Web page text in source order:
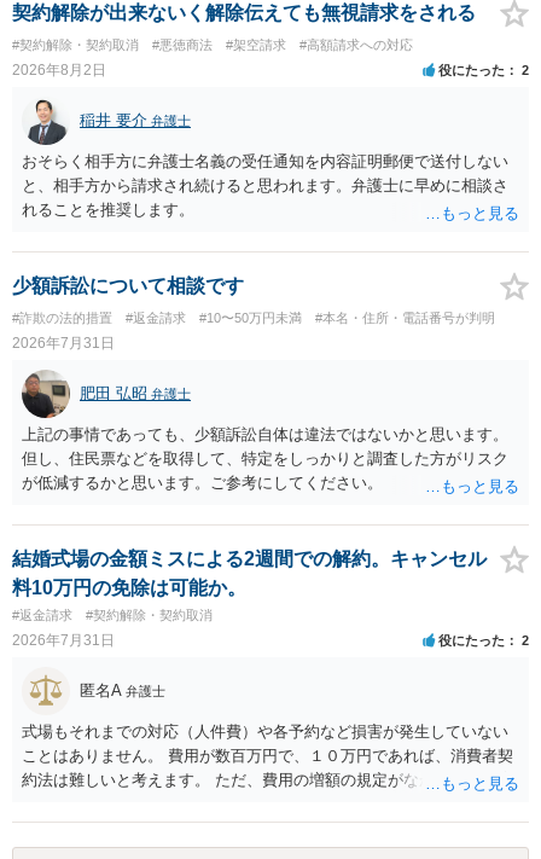
契約解除が出来ないく解除伝えても無視請求をされる
#契約解除・契約取消 #悪徳商法 #架空請求 #高額請求への対応
2026年8月2日 役にたった 2
稲井 要介 弁護士
おそらく相手方に弁護士名義の受任通知を内容証明郵便で送付しない
と、相手方から請求され続けると思われます。弁護士に早めに相談さ
れることを推奨します。
少額訴訟について相談です
#詐欺の法的措置 #返金請求 #10〜50万円未満 #本名・住所・電話番号が判明
2026年7月31日
肥田 弘昭 弁護士
上記の事情であっても、少額訴訟自体は違法ではないかと思います。
但し、住民票などを取得して、特定をしっかりと調査した方がリスク
が低減するかと思います。ご参考にしてください。
結婚式場の金額ミスによる2週間での解約。キャンセル
料10万円の免除は可能か。
#返金請求 #契約解除・契約取消
2026年7月31日 役にたった 2
匿名A 弁護士
式場もそれまでの対応（人件費）や各予約など損害が発生していない
ことはありません。 費用が数百万円で、１０万円であれば、消費者契
約法は難しいと考えます。 ただ、費用の増額の規定がなかったのに増
ということになり、解約するのは理由がないことになります。